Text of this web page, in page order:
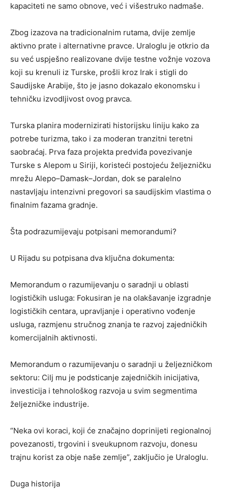
kapaciteti ne samo obnove, već i višestruko nadmaše.
Zbog izazova na tradicionalnim rutama, dvije zemlje
aktivno prate i alternativne pravce. Uraloglu je otkrio da
su već uspješno realizovane dvije testne vožnje vozova
koji su krenuli iz Turske, prošli kroz Irak i stigli do
Saudijske Arabije, što je jasno dokazalo ekonomsku i
tehničku izvodljivost ovog pravca.
Turska planira modernizirati historijsku liniju kako za
potrebe turizma, tako i za moderan tranzitni teretni
saobraćaj. Prva faza projekta predviđa povezivanje
Turske s Alepom u Siriji, koristeći postojeću željezničku
mrežu Alepo–Damask–Jordan, dok se paralelno
nastavljaju intenzivni pregovori sa saudijskim vlastima o
finalnim fazama gradnje.
Šta podrazumijevaju potpisani memorandumi?
U Rijadu su potpisana dva ključna dokumenta:
Memorandum o razumijevanju o saradnji u oblasti
logističkih usluga: Fokusiran je na olakšavanje izgradnje
logističkih centara, upravljanje i operativno vođenje
usluga, razmjenu stručnog znanja te razvoj zajedničkih
komercijalnih aktivnosti.
Memorandum o razumijevanju o saradnji u željezničkom
sektoru: Cilj mu je podsticanje zajedničkih inicijativa,
investicija i tehnološkog razvoja u svim segmentima
željezničke industrije.
“Neka ovi koraci, koji će značajno doprinijeti regionalnoj
povezanosti, trgovini i sveukupnom razvoju, donesu
trajnu korist za obje naše zemlje”, zaključio je Uraloglu.
Duga historija